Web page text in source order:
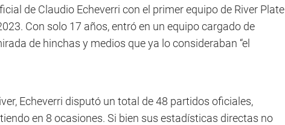
de Claudio Echeverri con el primer equipo de River Plate
Con solo 17 años, entró en un equipo cargado de
de hinchas y medios que ya lo consideraban “el
Echeverri disputó un total de 48 partidos oficiales,
en 8 ocasiones. Si bien sus estadísticas directas no